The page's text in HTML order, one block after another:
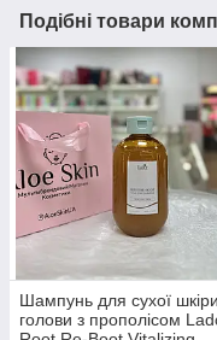
Подібні товари
Шампунь для сухої шкіри
голови з прополісом